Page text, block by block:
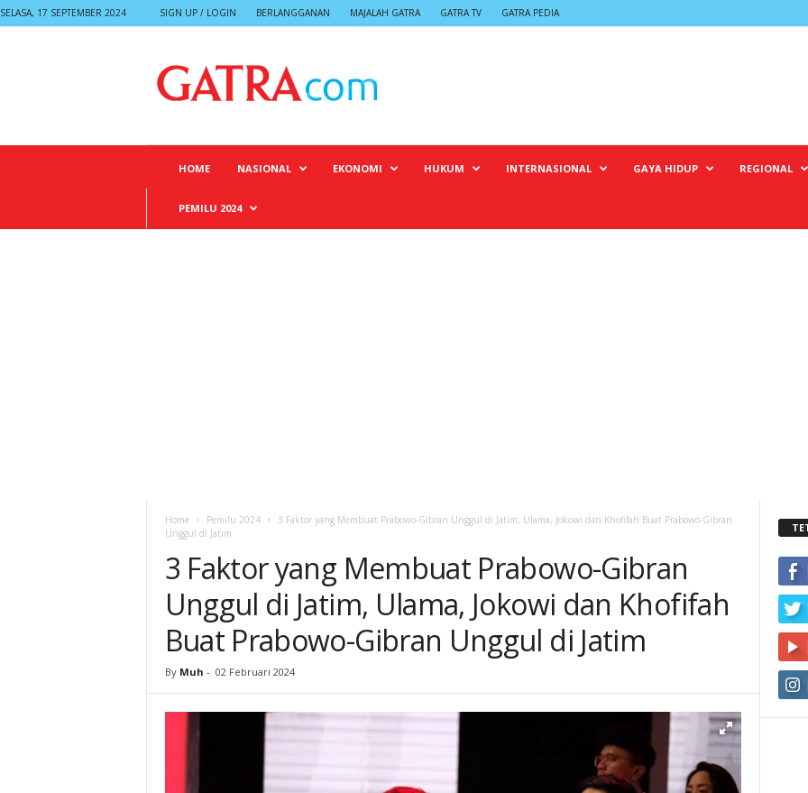
SELASA, 17 SEPTEMBER 2024 SIGN UP / LOGIN BERLANGGANAN MAJALAH GATRA GATRA TV GATRA PEDIA
HOME NASIONAL EKONOMI HUKUM INTERNASIONAL GAYA HIDUP REGIONAL
PEMILU 2024
Home Pemilu 2024
3 Faktor yang Membuat Prabowo-Gibran Unggul di Jatim, Ulama, Jokowi dan Khofifah Buat Prabowo-Gibran
Unggul di Jatim
3 Faktor yang Membuat Prabowo-Gibran
Unggul di Jatim, Ulama, Jokowi dan Khofifah
Buat Prabowo-Gibran Unggul di Jatim
By Muh - 02 Februari 2024